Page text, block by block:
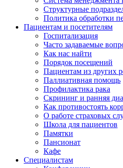
Структурные
Политика обработки
Пациентам и посетителям
Госпитализация
Часто задаваемые
Как нас найти
Порядок посещений
Пациентам из других
Паллиативная помощь
Профилактика рака
Скрининг и ранняя
Как противостоять
О работе страховых
Школа для пациентов
Памятки
Пансионат
Кафе
Специалистам